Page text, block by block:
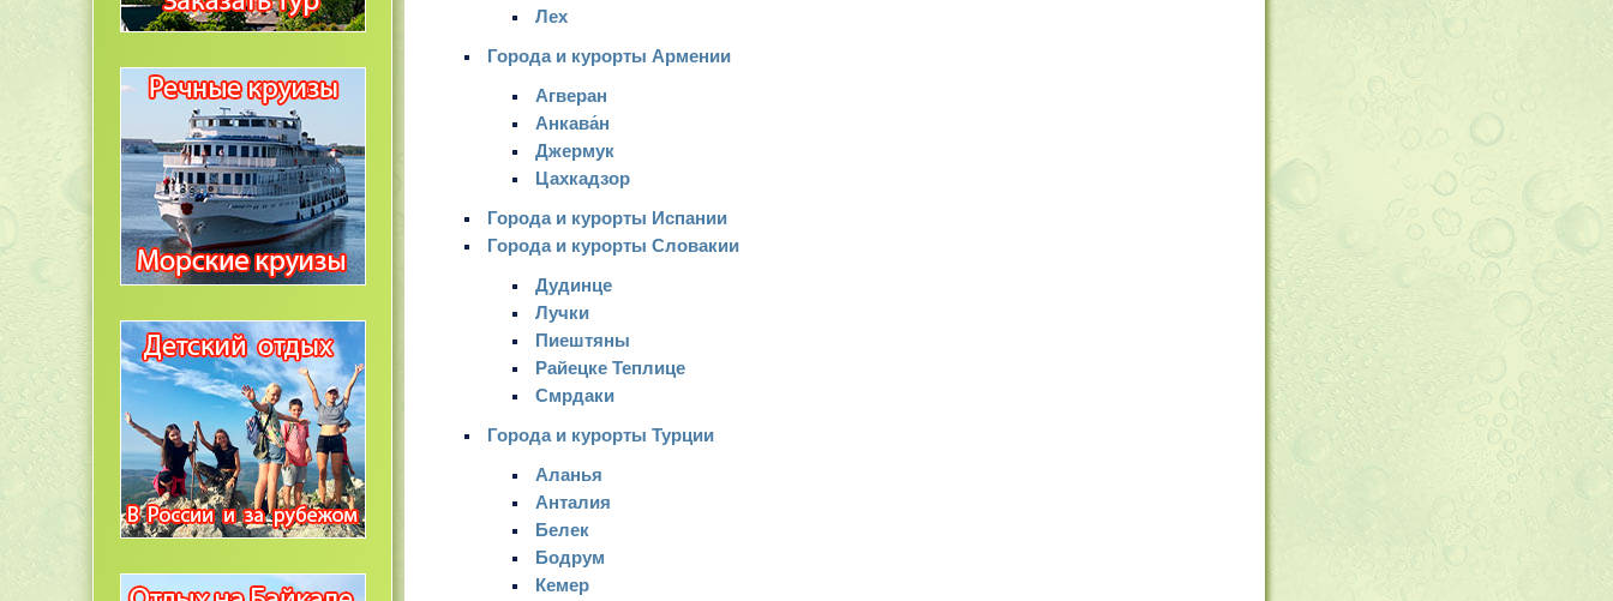
Лех
Города и курорты Армении
Агверан
Анкава́н
Джермук
Цахкадзор
Города и курорты Испании
Города и курорты Словакии
Дудинце
Лучки
Пиештяны
Райецке Теплице
Смрдаки
Города и курорты Турции
Аланья
Анталия
Белек
Бодрум
Кемер